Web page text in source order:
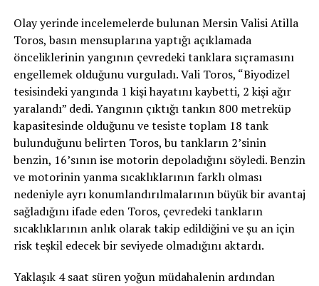
Olay yerinde incelemelerde bulunan Mersin Valisi Atilla
Toros, basın mensuplarına yaptığı açıklamada
önceliklerinin yangının çevredeki tanklara sıçramasını
engellemek olduğunu vurguladı. Vali Toros, “Biyodizel
tesisindeki yangında 1 kişi hayatını kaybetti, 2 kişi ağır
yaralandı” dedi. Yangının çıktığı tankın 800 metreküp
kapasitesinde olduğunu ve tesiste toplam 18 tank
bulunduğunu belirten Toros, bu tankların 2’sinin
benzin, 16’sının ise motorin depoladığını söyledi. Benzin
ve motorinin yanma sıcaklıklarının farklı olması
nedeniyle ayrı konumlandırılmalarının büyük bir avantaj
sağladığını ifade eden Toros, çevredeki tankların
sıcaklıklarının anlık olarak takip edildiğini ve şu an için
risk teşkil edecek bir seviyede olmadığını aktardı.
Yaklaşık 4 saat süren yoğun müdahalenin ardından